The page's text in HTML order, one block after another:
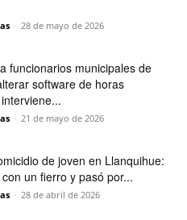
- 28 de mayo de 2026
funcionarios municipales de
software de horas
- 21 de mayo de 2026
de joven en Llanquihue:
un fierro y pasó por...
- 28 de abril de 2026